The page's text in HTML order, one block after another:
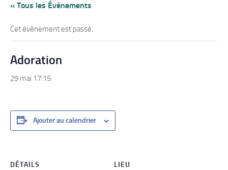
« Tous les Évènements
Cet évènement est passé.
Adoration
29 mai 17:15
Ajouter au calendrier
DÉTAILS
LIEU